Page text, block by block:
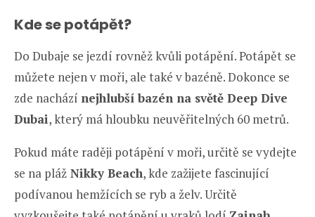
Kde se potápět?
Do Dubaje se jezdí rovněž kvůli potápění. Potápět se
můžete nejen v moři, ale také v bazéně. Dokonce se
zde nachází nejhlubší bazén na světě Deep Dive
Dubai, který má hloubku neuvěřitelných 60 metrů.
Pokud máte raději potápění v moři, určitě se vydejte
se na pláž Nikky Beach, kde zažijete fascinující
podívanou hemžících se ryb a želv. Určitě